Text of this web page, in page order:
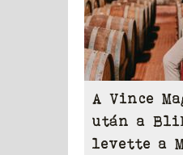
A Vince
után a
levette a